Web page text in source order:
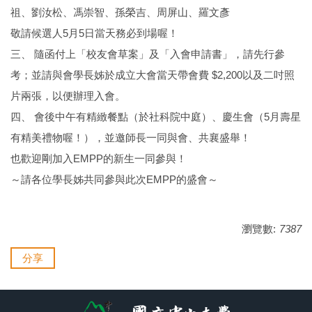
祖、劉汝松、馮崇智、孫榮吉、周屏山、羅文彥
敬請候選人5月5日當天務必到場喔！
三、 隨函付上「校友會草案」及「入會申請書」，請先行參
考；並請與會學長姊於成立大會當天帶會費 $2,200以及二吋照
片兩張，以便辦理入會。
四、 會後中午有精緻餐點（於社科院中庭）、慶生會（5月壽星
有精美禮物喔！），並邀師長一同與會、共襄盛舉！
也歡迎剛加入EMPP的新生一同參與！
～請各位學長姊共同參與此次EMPP的盛會～
瀏覽數: 7387
分享